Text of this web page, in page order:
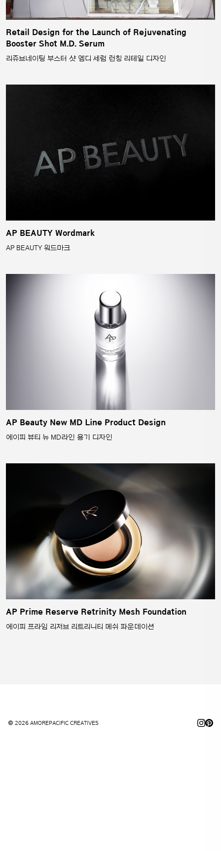
Retail Design for the Launch of Rejuvenating
Booster Shot M.D. Serum
리쥬브네이팅 부스터 샷 엠디 세럼 런칭 리테일 디자인
AP BEAUTY Wordmark
AP BEAUTY 워드마크
AP Beauty New MD Line Product Design
에이피 뷰티 뉴 MD라인 용기 디자인
AP Prime Reserve Retrinity Mesh Foundation
에이피 프라임 리저브 리트리니티 메쉬 파운데이션
© 2026 AMOREPACIFIC CREATIVES